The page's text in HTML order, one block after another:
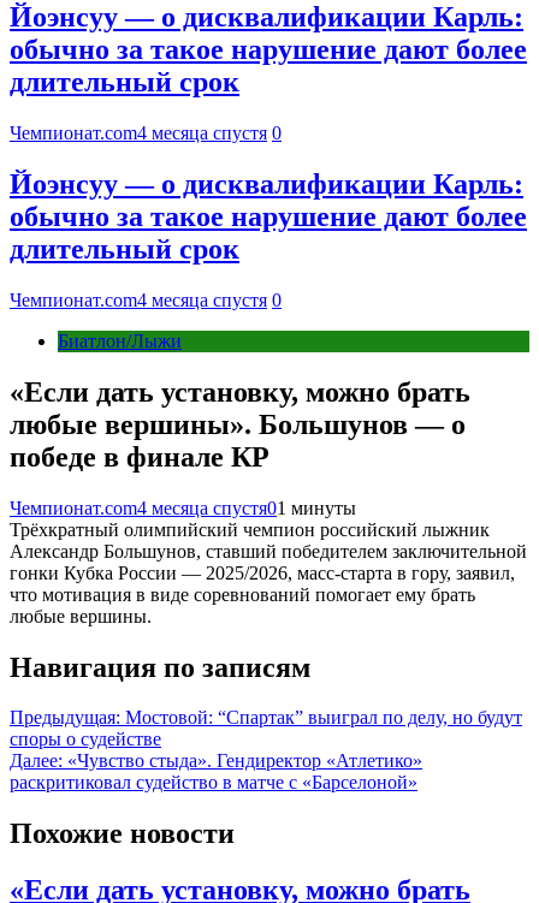
Йоэнсуу — о дисквалификации Карль:
обычно за такое нарушение дают более
длительный срок
Чемпионат.com4 месяца спустя 0
Йоэнсуу — о дисквалификации Карль:
обычно за такое нарушение дают более
длительный срок
Чемпионат.com4 месяца спустя 0
Биатлон/Лыжи
«Если дать установку, можно брать
любые вершины». Большунов — о
победе в финале КР
Чемпионат.com4 месяца спустя01 минуты
Трёхкратный олимпийский чемпион российский лыжник
Александр Большунов, ставший победителем заключительной
гонки Кубка России — 2025/2026, масс-старта в гору, заявил,
что мотивация в виде соревнований помогает ему брать
любые вершины.
Навигация по записям
Предыдущая: Мостовой: “Спартак” выиграл по делу, но будут
споры о судействе
Далее: «Чувство стыда». Гендиректор «Атлетико»
раскритиковал судейство в матче с «Барселоной»
Похожие новости
«Если дать установку, можно брать